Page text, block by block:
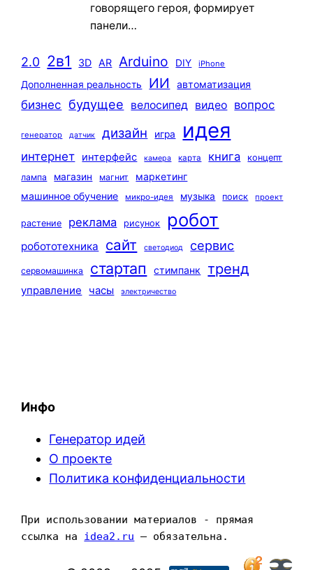
говорящего героя, формирует
панели…
2.0 2в1 3D AR Arduino DIY iPhone
Дополненная реальность ИИ автоматизация
бизнес будущее велосипед видео вопрос
генератор датчик дизайн игра идея
интернет интерфейс камера карта книга
концепт
лампа
магазин магнит
маркетинг
машинное обучение
микро-идея музыка поиск проект
растение реклама рисунок робот
робототехника сайт светодиод сервис
сервомашинка стартап стимпанк тренд
управление часы электричество
Инфо
Генератор идей
О проекте
Политика конфиденциальности
При использовании материалов - прямая
ссылка на idea2.ru — обязательна.